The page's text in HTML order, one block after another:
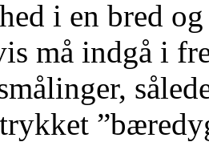
i en bred
må indgå i